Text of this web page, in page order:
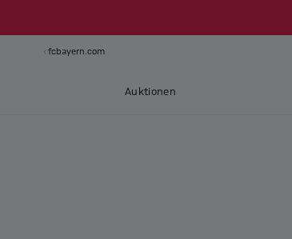
fcbayern.com
Auktionen